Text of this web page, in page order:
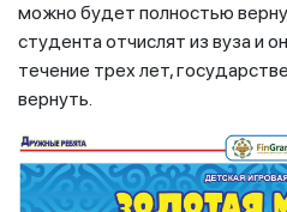
можно будет полностью
студента отчислят из вуза и
течение трех лет,
вернуть.